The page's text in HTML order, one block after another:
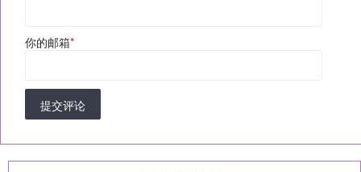
你的邮箱*
提交评论